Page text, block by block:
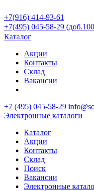
+7(916) 414-93-61
+7(495) 045-58-29
Каталог
Акции
Контакты
Склад
Вакансии
+7 (495) 045-58-29
Электронные каталоги
Каталог
Акции
Контакты
Склад
Поиск
Вакансии
Электронные